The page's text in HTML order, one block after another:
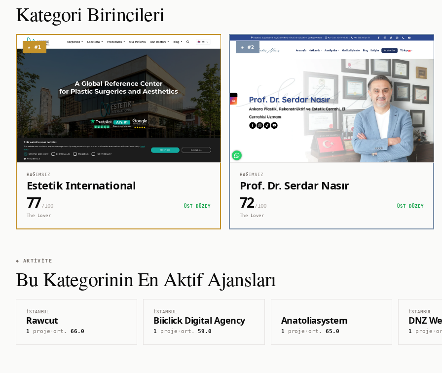
Kategori Birincileri
★ #1
BAĞIMSIZ
Estetik International
77/100
ÜST DÜZEY
The Lover
◈ #2
BAĞIMSIZ
Prof. Dr. Serdar Nasır
72/100
ÜST DÜZEY
The Lover
◆ AKTIVITE
Bu Kategorinin En Aktif Ajansları
İSTANBUL
Rawcut
1proje ·ort.66.0
İSTANBUL
Biiclick Digital Agency
1 proje · ort.59.0
Anatoliasystem
1proje ·ort. 65.0
İSTANBUL
DNZ
1 proje ·